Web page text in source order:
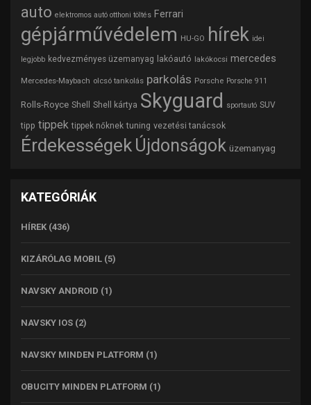
auto elektromos autó otthoni töltés Ferrari
gépjárművédelem HU-GO hírek idei
legjobb kedvezményes üzemanyag lakóautó lakókocsi mercedes
Mercedes-Maybach olcsó tankolás parkolás Porsche Porsche 911
Rolls-Royce Shell Shell kártya Skyguard sportautó SUV
tipp tippek tippek nőknek tuning vezetési tanácsok
Érdekességek Újdonságok üzemanyag
KATEGÓRIÁK
HÍREK (436)
KIZÁRÓLAG MOBIL (5)
NAVSKY ANDROID (1)
NAVSKY IOS (2)
NAVSKY MINDEN PLATFORM (1)
OBUCITY MINDEN PLATFORM (1)